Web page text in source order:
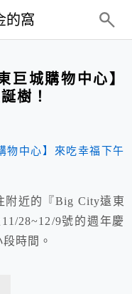
的窩
城購物中心】
樹！
附近的『Big City遠東
28~12/9號的週年慶
時間。